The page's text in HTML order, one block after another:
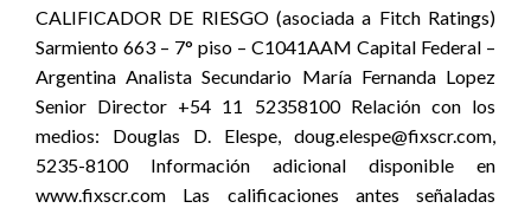
CALIFICADOR DE RIESGO (asociada a Fitch Ratings)
Sarmiento 663 – 7° piso – C1041AAM Capital Federal –
Argentina Analista Secundario María Fernanda Lopez
Senior Director +54 11 52358100 Relación con los
medios: Douglas D. Elespe, doug.elespe@fixscr.com,
5235-8100 Información adicional disponible en
www.fixscr.com Las calificaciones antes señaladas